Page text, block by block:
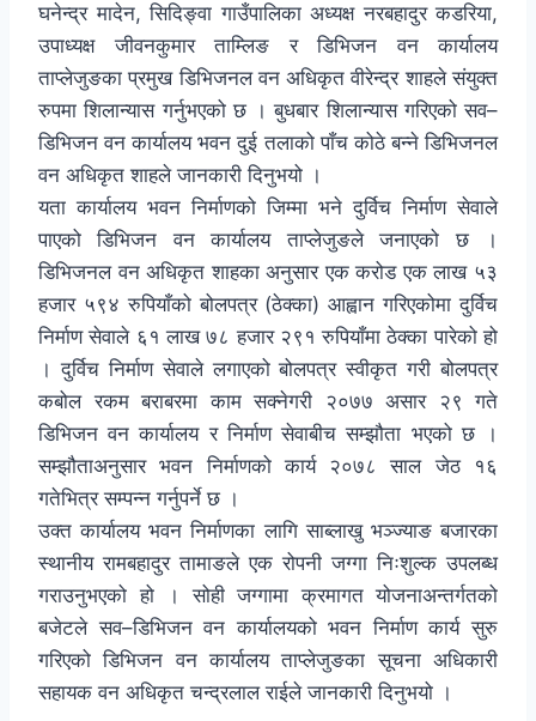
घनेन्द्र मादेन, सिदिङ्वा गाउँपालिका अध्यक्ष नरबहादुर कडरिया,
उपाध्यक्ष जीवनकुमार ताम्लिङ र डिभिजन वन कार्यालय
ताप्लेजुङका प्रमुख डिभिजनल वन अधिकृत वीरेन्द्र शाहले संयुक्त
रुपमा शिलान्यास गर्नुभएको छ । बुधबार शिलान्यास गरिएको सव–
डिभिजन वन कार्यालय भवन दुई तलाको पाँच कोठे बन्ने डिभिजनल
वन अधिकृत शाहले जानकारी दिनुभयो ।
यता कार्यालय भवन निर्माणको जिम्मा भने दुर्विच निर्माण सेवाले
पाएको डिभिजन वन कार्यालय ताप्लेजुङले जनाएको छ ।
डिभिजनल वन अधिकृत शाहका अनुसार एक करोड एक लाख ५३
हजार ५९४ रुपियाँको बोलपत्र (ठेक्का) आह्वान गरिएकोमा दुर्विच
निर्माण सेवाले ६१ लाख ७८ हजार २९१ रुपियाँमा ठेक्का पारेको हो
। दुर्विच निर्माण सेवाले लगाएको बोलपत्र स्वीकृत गरी बोलपत्र
कबोल रकम बराबरमा काम सक्नेगरी २०७७ असार २९ गते
डिभिजन वन कार्यालय र निर्माण सेवाबीच सम्झौता भएको छ ।
सम्झौताअनुसार भवन निर्माणको कार्य २०७८ साल जेठ १६
गतेभित्र सम्पन्न गर्नुपर्ने छ ।
उक्त कार्यालय भवन निर्माणका लागि साब्लाखु भञ्ज्याङ बजारका
स्थानीय रामबहादुर तामाङले एक रोपनी जग्गा निःशुल्क उपलब्ध
गराउनुभएको हो । सोही जग्गामा क्रमागत योजनाअन्तर्गतको
बजेटले सव–डिभिजन वन कार्यालयको भवन निर्माण कार्य सुरु
गरिएको डिभिजन वन कार्यालय ताप्लेजुङका सूचना अधिकारी
सहायक वन अधिकृत चन्द्रलाल राईले जानकारी दिनुभयो ।